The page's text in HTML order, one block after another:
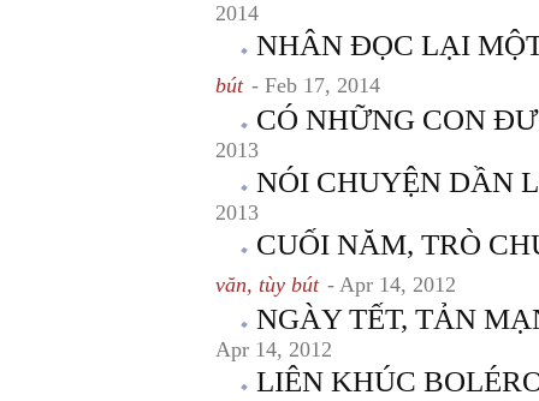
2014
NHÂN ĐỌC LẠI
bút - Feb 17, 2014
CÓ NHỮNG CON
2013
NÓI CHUYỆN DẦN
2013
CUỐI NĂM, TRÒ
văn, tùy bút - Apr 14, 2012
NGÀY TẾT, TẢN
Apr 14, 2012
LIÊN KHÚC